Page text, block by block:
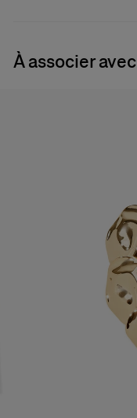
À associer avec